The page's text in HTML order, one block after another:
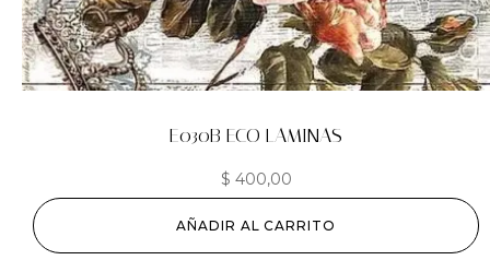
E030B ECO LAMINAS
$ 400,00
AÑADIR AL CARRITO